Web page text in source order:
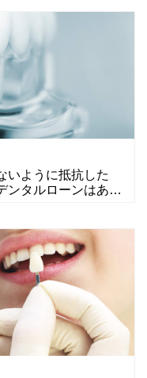
いように抵抗した
ンタルローンはあ